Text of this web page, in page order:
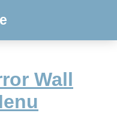
Wall